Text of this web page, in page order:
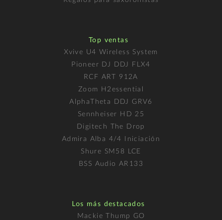
Top ventas
Xvive U4 Wireless System
Pioneer DJ DDJ FLX4
RCF ART 912A
Zoom H2essential
AlphaTheta DDJ GRV6
Sennheiser HD 25
Digitech The Drop
Admira Alba 4/4 Iniciación
Shure SM58 LCE
BSS Audio AR133
Los más destacados
Mackie Thump GO